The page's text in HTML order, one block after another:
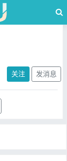
关注 发消息